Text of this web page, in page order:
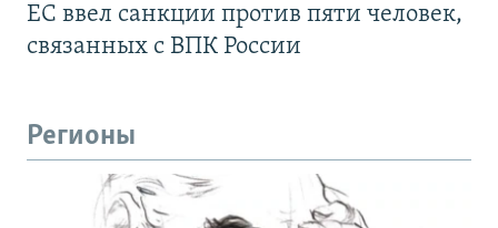
ЕС ввел санкции против пяти человек,
связанных с ВПК России
Регионы